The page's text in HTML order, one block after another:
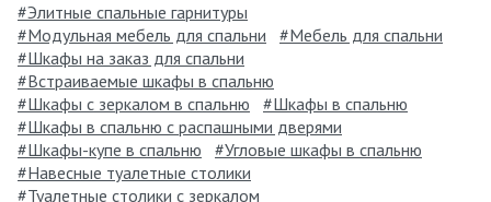
Элитные спальные гарнитуры
Модульная мебель для спальни
Мебель для спальни
Шкафы на заказ для спальни
Встраиваемые шкафы в спальню
Шкафы с зеркалом в спальню
Шкафы в спальню
Шкафы в спальню с распашными дверями
Шкафы-купе в спальню
Угловые шкафы в спальню
Навесные туалетные столики
Туалетные столики с зеркалом